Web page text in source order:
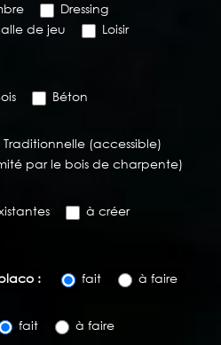
Dressing
de jeu
Loisir
Béton
Traditionnelle (accessible)
par le bois de charpente)
à créer
: fait à faire
fait à faire